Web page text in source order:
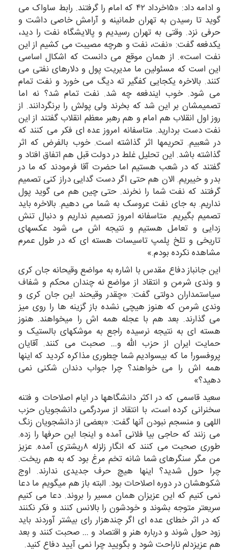
و ادامه داد: «۱۵خرداد ۴۲ که امام را گرفتند. رابط ساواک می
گوید تا رسیدن به تهران طمانینه و آرامش خاصی داشت و
حرفی نزد. وقتی به تهران رسیدیم و پالایشگاه نفت را دید،
یکدفعه گفت: «نفت، نفت و هرچه مصیبت می کشیم از این
نفت است». از همان موقع می دانست که اشکال اساسی
این است که مسئولین ما مدیریت پول و دلارهای نفتی می
کنند. بالاخره یکجایی کفگیر ته دیگ می خورد و نفت تمام
می شود. خوب ایندفعه چه شد. نفت تمام شد؟ نه اما
تصمیمشان بر این شد که بخرند ولی پولش را برنگردانند. از
روز اول انقلاب هم امام و هم رهبر معظم انقلاب گفتند از این
نفت دست بردارید. متاسفانه امروز عده ای فکر می کنند که
در شعبیم. تحریمها اثر گذاشته است. خوب بالفرض که اثر
گذاشته باشد. این تحلیل غلط در دولت قبل هم اتفاق افتاد و
گفتند که در شعب هستیم اما حضرت آقا فرمودند که ما در
بدر و خیبریم. الان هم حتی اگر دست گدایی دراز کنی تصمیم
گرفتند که نفت شما را نخرند. حتی چین هم می گوید پول
نداریم. به جای نفت عروسک به شما می دهیم. بالاخره باید
تصمیم بگیریم. متاسفانه امروز تصمیم نداریم و دنبال تنش
زدایی و تعامل هستیم و نتیجه اش می شود عکسهای
تاریخی و تلخ پلمپ تاسیسات هسته ای که در طول عمرم
مشاهده نکرده بودم.»
این جانباز دفاع مقدس با اشاره به مواضع وقیحانه جان کری
و وندی شرمن و انتقاد از مواضع نه چندان محکم و شفاف
سیاستمداران دولتی گفت: «چقدر وقیحند این جان کری و
وندی شرمن که هنوز هیچی نشده باز گزینه ها را روی میز
می گذارند. بعد هم با عجله همه اش را میخواهند. هنوز
هسته ای به نتیجه نرسیده راجع به موشکهای بالستیک و
حمایت ایران از حزب الله و… صحبت می کنند. آقایان
پروفسور! ما که بیسوادیم شما چطوری مذاکره کردید که اینها
همه اش را می خواهند؟ چرا جواب دندان شکنی نمی
دهید؟»
سعید قاسمی که در اکثر دانشگاهها در ایام اصلاحات و فتنه
سخنرانی کرده است، با انتقاد از سردرگمی دانشجویان حزب
اللهی و منسجم نبودن آنها گفت: «بعضی از دانشجویان زنگ
می زنند که حاجی بیا فلانی آمده و اینجا این حرفها را زده.
طوری صحبت می کنند که انگار زلزله ۸ریشتری آمده. عزیز
من مگر سنگرهای شما شانه تخم مرغ بود که به هم ریخت.
چرا حول شدید؟ اینها هیچ حرف جدیدی ندارند. اوج
شکوهشان در دوره اصلاحات بود. البته باز هم میگویم ما دعا
نمی کنیم که این عزیزان همان مسیر را بروند. دعا می کنیم
سریعتر متوجه بشوند و خودشون را بالانس کنند و فکر نکنند
که در اثر خطای عده ای اگر چندهزار رای بیشتر آوردند باید
زود حول شوند و درباره هنر و اقتصاد و … صحبت کنند و بعد
هم عزیزدلم ناراحت شود و بگویید چرا نمی آیید دفاع کنید.